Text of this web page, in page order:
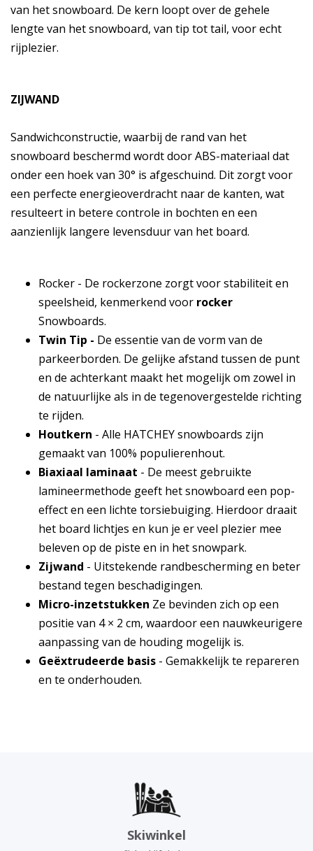
van het snowboard. De kern loopt over de gehele
lengte van het snowboard, van tip tot tail, voor echt
rijplezier.
ZIJWAND
Sandwichconstructie, waarbij de rand van het
snowboard beschermd wordt door ABS-materiaal dat
onder een hoek van 30° is afgeschuind. Dit zorgt voor
een perfecte energieoverdracht naar de kanten, wat
resulteert in betere controle in bochten en een
aanzienlijk langere levensduur van het board.
Rocker - De rockerzone zorgt voor stabiliteit en
speelsheid, kenmerkend voor rocker
Snowboards.
Twin Tip - De essentie van de vorm van de
parkeerborden. De gelijke afstand tussen de punt
en de achterkant maakt het mogelijk om zowel in
de natuurlijke als in de tegenovergestelde richting
te rijden.
Houtkern - Alle HATCHEY snowboards zijn
gemaakt van 100% populierenhout.
Biaxiaal laminaat - De meest gebruikte
lamineermethode geeft het snowboard een pop-
effect en een lichte torsiebuiging. Hierdoor draait
het board lichtjes en kun je er veel plezier mee
beleven op de piste en in het snowpark.
Zijwand - Uitstekende randbescherming en beter
bestand tegen beschadigingen.
Micro-inzetstukken Ze bevinden zich op een
positie van 4 × 2 cm, waardoor een nauwkeurigere
aanpassing van de houding mogelijk is.
Geëxtrudeerde basis - Gemakkelijk te repareren
en te onderhouden.
Skiwinkel